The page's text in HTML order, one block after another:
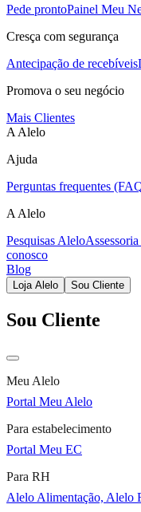
Pede prontoPainel Meu
Cresça com segurança
Antecipação de recebíveis
Promova o seu negócio
Mais Clientes
A Alelo
Ajuda
Perguntas frequentes
A Alelo
Pesquisas Alelo
conosco
Blog
Loja Alelo Sou Cliente
Sou Cliente
Meu Alelo
Portal Meu Alelo
Para estabelecimento
Portal Meu EC
Para RH
Alelo Alimentação, Alelo